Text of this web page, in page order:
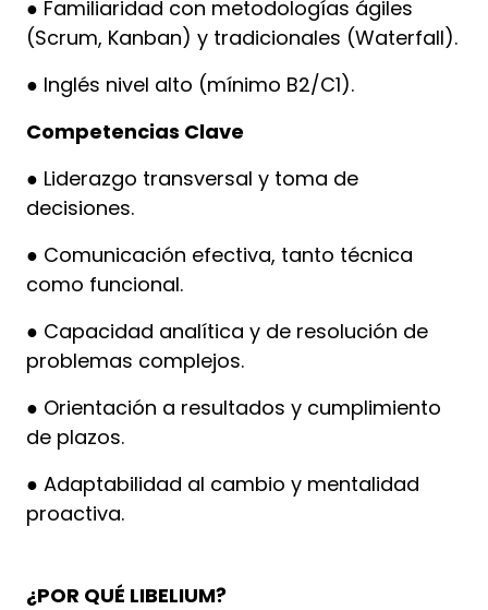
● Familiaridad con metodologías ágiles
(Scrum, Kanban) y tradicionales (Waterfall).
● Inglés nivel alto (mínimo B2/C1).
Competencias Clave
● Liderazgo transversal y toma de
decisiones.
● Comunicación efectiva, tanto técnica
como funcional.
● Capacidad analítica y de resolución de
problemas complejos.
● Orientación a resultados y cumplimiento
de plazos.
● Adaptabilidad al cambio y mentalidad
proactiva.
¿POR QUÉ LIBELIUM?